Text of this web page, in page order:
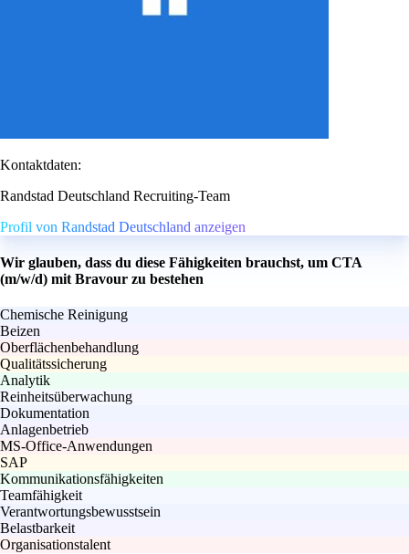
Kontaktdaten:
Randstad Deutschland Recruiting-Team
Profil von Randstad Deutschland anzeigen
Wir glauben, dass du diese Fähigkeiten brauchst, um CTA
(m/w/d) mit Bravour zu bestehen
Chemische Reinigung
Beizen
Oberflächenbehandlung
Qualitätssicherung
Analytik
Reinheitsüberwachung
Dokumentation
Anlagenbetrieb
MS-Office-Anwendungen
SAP
Kommunikationsfähigkeiten
Teamfähigkeit
Verantwortungsbewusstsein
Belastbarkeit
Organisationstalent